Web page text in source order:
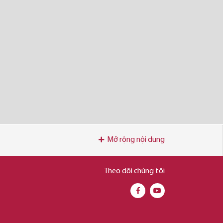
Mở rộng nội dung
Theo dõi chúng tôi